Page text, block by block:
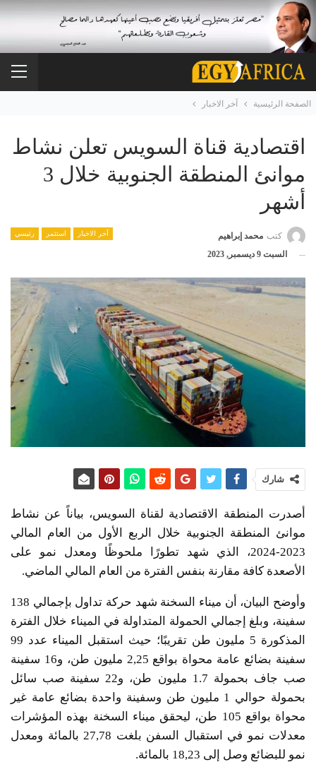
الصفحة الرئيسية آخر الاخبار
اقتصادية قناة السويس تعلن نشاط
موانئ المنطقة الجنوبية خلال 3
أشهر
آخر الاخبار استثمر رئيسي كتب محمد إبراهيم
السبت 9 ديسمبر, 2023
شارك
أصدرت المنطقة الاقتصادية لقناة السويس، بياناً عن نشاط
موانئ المنطقة الجنوبية خلال الربع الأول من العام المالي
2023-2024، الذي شهد تطورًا ملحوظًا ومعدل نمو على
الأصعدة كافة مقارنة بنفس الفترة من العام المالي الماضي.
وأوضح البيان، أن ميناء السخنة شهد حركة تداول بإجمالي 138
سفينة، وبلغ إجمالي الحمولة المتداولة في الميناء خلال الفترة
المذكورة 5 مليون طن تقريبًا؛ حيث استقبل الميناء عدد 99
سفينة بضائع عامة محواة بواقع 2,25 مليون طن، و16 سفينة
صب جاف بحمولة 1.7 مليون طن، و22 سفينة صب سائل
بحمولة حوالي 1 مليون طن وسفينة واحدة بضائع عامة غير
محواة بواقع 105 طن، ليحقق ميناء السخنة بهذه المؤشرات
معدلات نمو في استقبال السفن بلغت 27,78 بالمائة ومعدل
نمو للبضائع وصل إلى 18,23 بالمائة.